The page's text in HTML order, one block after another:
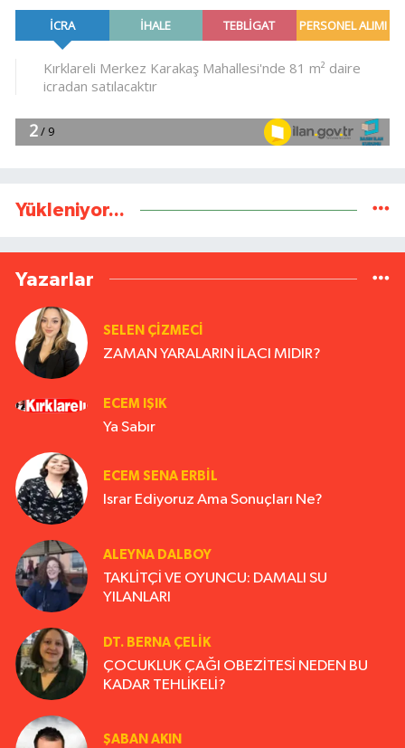
Yükleniyor...
Yazarlar
SELEN ÇİZMECİ
ZAMAN YARALARIN İLACI MIDIR?
ECEM IŞIK
Ya Sabır
ECEM SENA ERBIL
Israr Ediyoruz Ama Sonuçları Ne?
ALEYNA DALBOY
TAKLİTÇİ VE OYUNCU: DAMALI SU
YILANLARI
DT. BERNA ÇELIK
ÇOCUKLUK ÇAĞI OBEZİTESİ NEDEN BU
KADAR TEHLİKELİ?
ŞABAN AKIN